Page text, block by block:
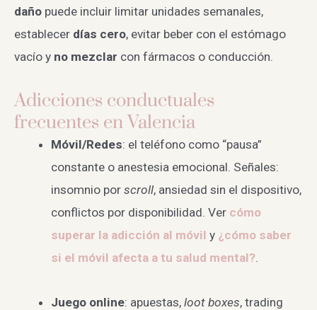
daño puede incluir limitar unidades semanales,
establecer días cero, evitar beber con el estómago
vacío y no mezclar con fármacos o conducción.
Adicciones conductuales
frecuentes en Valencia
Móvil/Redes: el teléfono como “pausa”
constante o anestesia emocional. Señales:
insomnio por scroll, ansiedad sin el dispositivo,
conflictos por disponibilidad. Ver cómo
superar la adicción al móvil y ¿cómo saber
si el móvil afecta a tu salud mental?.
Juego online: apuestas, loot boxes, trading